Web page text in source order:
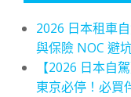
2026 日本租車
與保險 NOC 避
【2026 日本自
東京必停！必買